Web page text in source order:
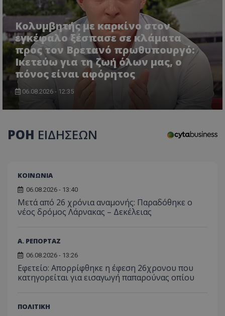
Κολυμβητής με καρκίνο στον
εγκέφαλο ξέσπασε σε κλάματα
προς τον Βρετανό πρωθυπουργό:
Ικετεύω για τη ζωή όλων μας, ο
πόνος είναι αφόρητος
06.08.2026 - 12:35
ΡΟΗ ΕΙΔΗΣΕΩΝ
ΚΟΙΝΩΝΙΑ
06.08.2026 - 13:40
Μετά από 26 χρόνια αναμονής: Παραδόθηκε ο
νέος δρόμος Λάρνακας – Δεκέλειας
Α. ΡΕΠΟΡΤΑΖ
06.08.2026 - 13:26
Εφετείο: Απορρίφθηκε η έφεση 26χρονου που
κατηγορείται για εισαγωγή παπαρούνας οπίου
ΠΟΛΙΤΙΚΗ
του
ποιες
_ga_J7RS52TMNC
.tothemaonline.com